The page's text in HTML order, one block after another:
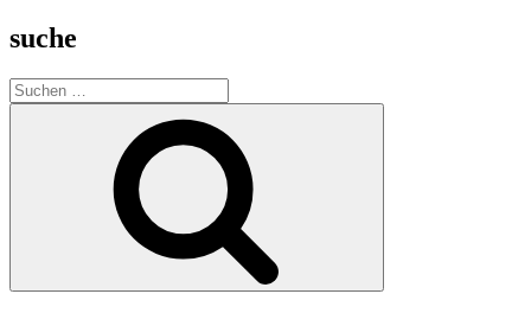
suche
Suche
nach: